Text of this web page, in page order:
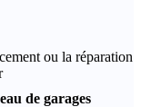
ou la réparation
de garages